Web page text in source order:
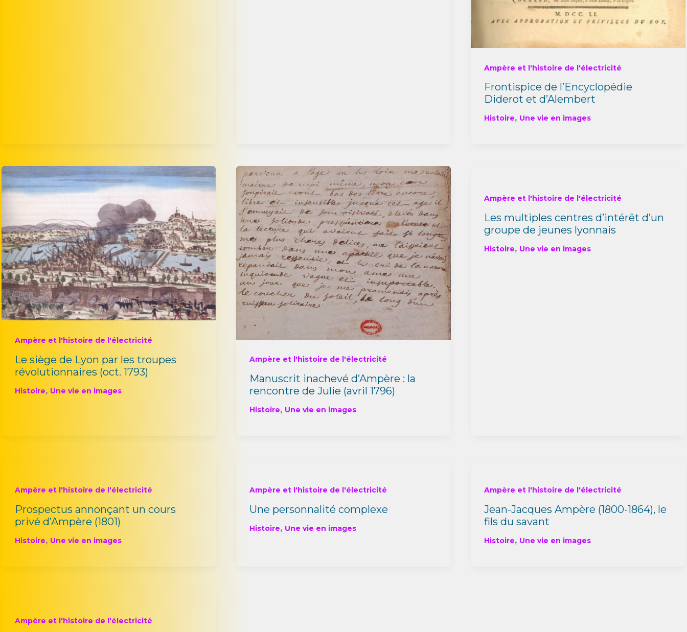
Ampère et l'histoire de l'électricité
Frontispice de l’Encyclopédie
Diderot et d’Alembert
Histoire, Une vie en images
Ampère et l'histoire de l'électricité
Le siège de Lyon par les troupes
révolutionnaires (oct. 1793)
Histoire, Une vie en images
Ampère et l'histoire de l'électricité
Manuscrit inachevé d’Ampère : la
rencontre de Julie (avril 1796)
Histoire, Une vie en images
Ampère et l'histoire de l'électricité
Les multiples centres d’intérêt d’un
groupe de jeunes lyonnais
Histoire, Une vie en images
Ampère et l'histoire de l'électricité
Prospectus annonçant un cours
privé d’Ampère (1801)
Histoire, Une vie en images
Ampère et l'histoire de l'électricité
Une personnalité complexe
Histoire, Une vie en images
Ampère et l'histoire de l'électricité
Jean-Jacques Ampère (1800-1864), le
fils du savant
Histoire, Une vie en images
Ampère et l'histoire de l'électricité